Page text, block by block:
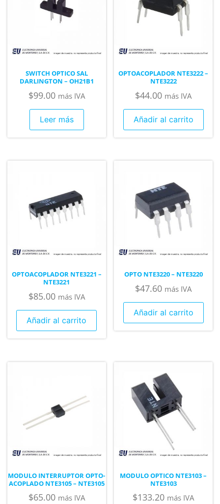
SWITCH OPTICO SAL
DARLINGTON – OH21B1
$99.00 más IVA
Leer más
OPTOACOPLADOR NTE3222 –
NTE3222
$44.00 más IVA
Añadir al carrito
OPTOACOPLADOR NTE3221 –
NTE3221
$85.00 más IVA
Añadir al carrito
OPTO NTE3220 – NTE3220
$47.60 más IVA
Añadir al carrito
MODULO INTERRUPTOR OPTO-
ACOPLADO NTE3105 – NTE3105
$65.00 más IVA
MODULO OPTICO NTE3103 –
NTE3103
$133.20 más IVA